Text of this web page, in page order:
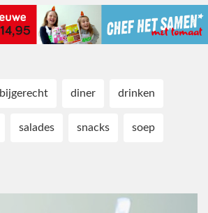
bijgerecht diner drinken
salades snacks soep